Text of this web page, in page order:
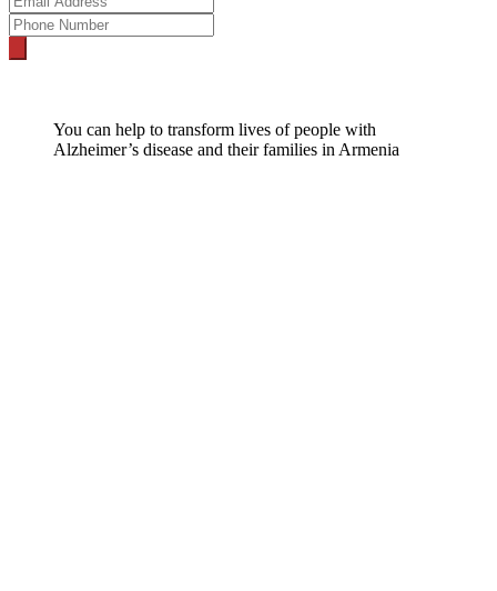
You can help to transform lives of people with
Alzheimer’s disease and their families in Armenia